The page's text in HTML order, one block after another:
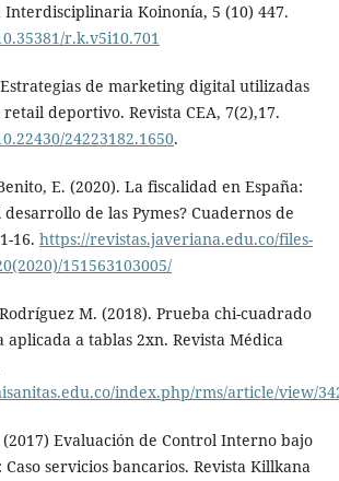
Koinonía, 5 (10) 447.
r.k.v5i10.701
de marketing digital utilizadas
deportivo. Revista CEA, 7(2),17.
24223182.1650.
E. (2020). La fiscalidad en España:
de las Pymes? Cuadernos de
16. https://revistas.javeriana.edu.co/files-
151563103005/
M. (2018). Prueba chi-cuadrado
a tablas 2xn. Revista Médica
index.php/rms/article/view/
(2017) Evaluación de Control Interno bajo
servicios bancarios. Revista Killkana